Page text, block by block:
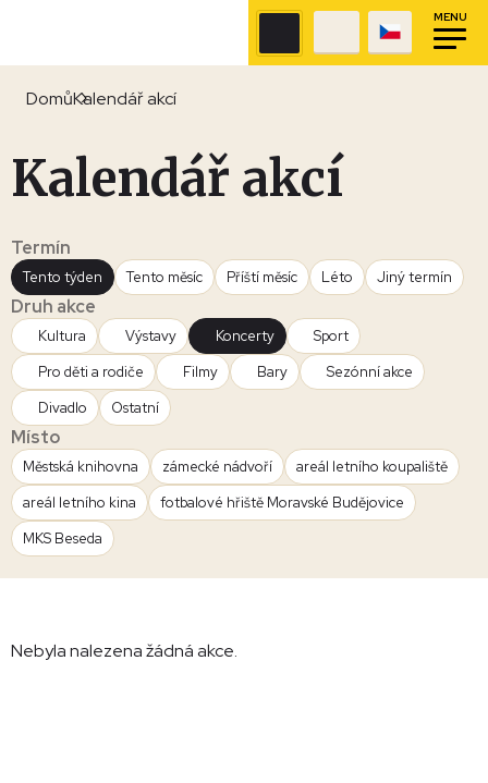
MENU
DomůKalendář akcí
Kalendář akcí
Termín
Tento týden Tento měsíc Příští měsíc Léto Jiný termín
Druh akce
Kultura Výstavy Koncerty
Sport
Pro děti a rodiče
Filmy Bary
Sezónní akce
Divadlo
Ostatní
Místo
Městská knihovna zámecké nádvoří
areál letního koupaliště
areál letního kina
fotbalové hřiště Moravské Budějovice
MKS Beseda
Nebyla nalezena žádná akce.